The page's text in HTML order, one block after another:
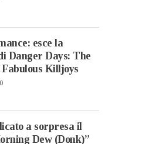
esce la
Danger Days: The
Killjoys
a sorpresa il
Dew (Donk)”